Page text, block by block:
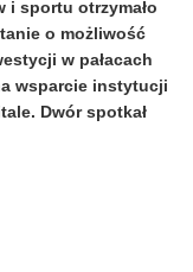
sportu otrzymało
o możliwość
w pałacach
wsparcie instytucji
Dwór spotkał